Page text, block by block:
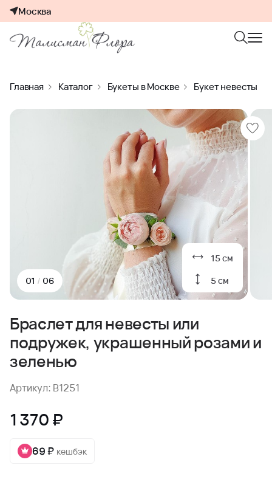
Москва
Главная Каталог Букеты в Москве Букет невесты
15 см
5 см
01 / 06
Браслет для невесты или
подружек, украшенный розами и
зеленью
Артикул: B1251
1 370 ₽
69 ₽ кешбэк